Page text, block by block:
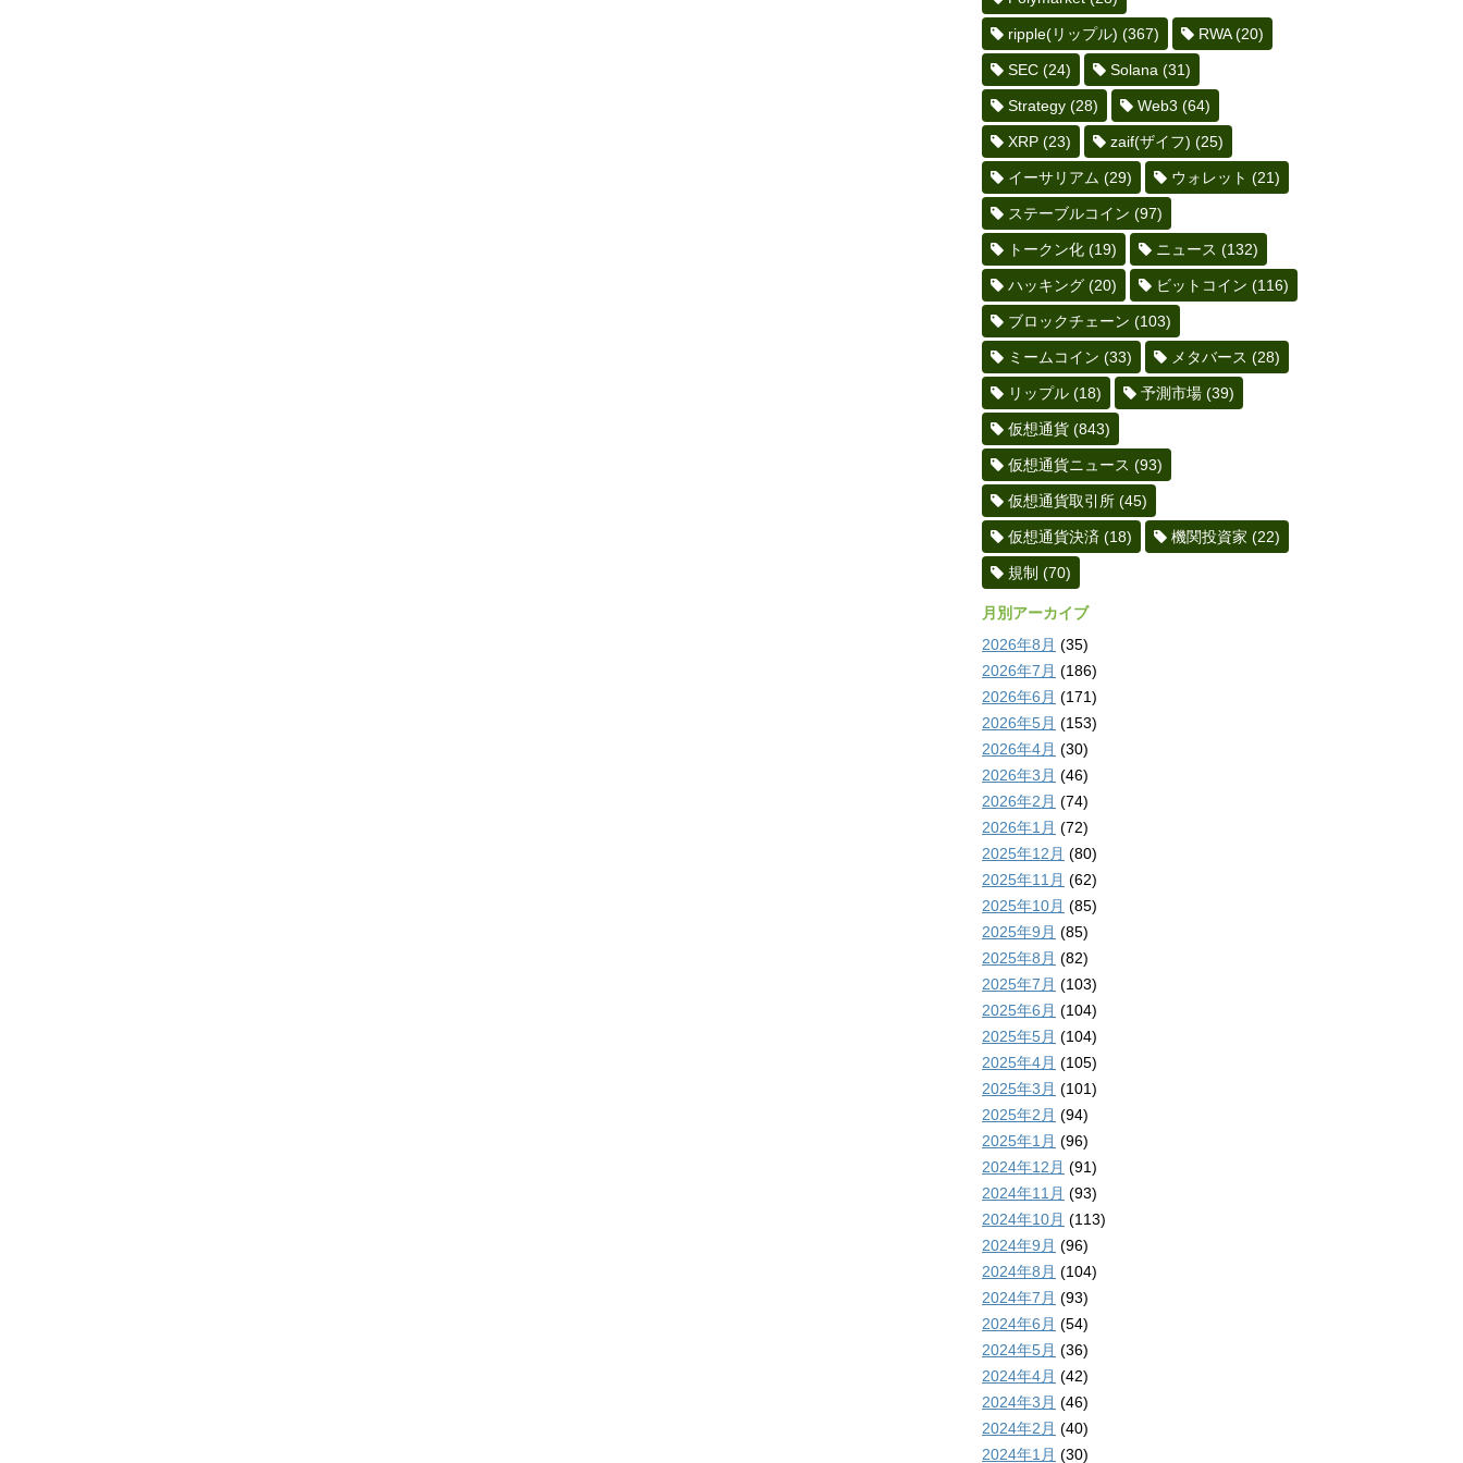
ripple(リップル) (367) RWA(20)
SEC (24) Solana (31)
Strategy (28) Web3 (64)
XRP (23) zaif(ザイフ) (25)
イーサリアム (29) ウォレット (21)
ステーブルコイン (97)
トークン化 (19) ニュース (132)
ハッキング (20) ビットコイン (116)
ブロックチェーン (103)
ミームコイン (33) メタバース (28)
リップル (18) 予測市場 (39)
仮想通貨 (843)
仮想通貨ニュース (93)
仮想通貨取引所 (45)
仮想通貨決済 (18) 機関投資家 (22)
規制 (70)
月別アーカイブ
2026年8月 (35)
2026年7月 (186)
2026年6月 (171)
2026年5月 (153)
2026年4月 (30)
2026年3月 (46)
2026年2月 (74)
2026年1月 (72)
2025年12月 (80)
2025年11月 (62)
2025年10月 (85)
2025年9月 (85)
2025年8月 (82)
2025年7月 (103)
2025年6月 (104)
2025年5月 (104)
2025年4月 (105)
2025年3月 (101)
2025年2月 (94)
2025年1月 (96)
2024年12月 (91)
2024年11月 (93)
2024年10月 (113)
2024年9月 (96)
2024年8月 (104)
2024年7月 (93)
2024年6月 (54)
2024年5月 (36)
2024年4月 (42)
2024年3月 (46)
2024年2月 (40)
2024年1月 (30)